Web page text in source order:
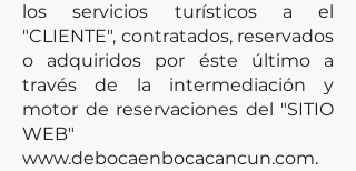
los servicios turísticos a el
"CLIENTE", contratados, reservados
o adquiridos por éste último a
través de la intermediación y
motor de reservaciones del "SITIO
WEB"
www.debocaenbocacancun.com.